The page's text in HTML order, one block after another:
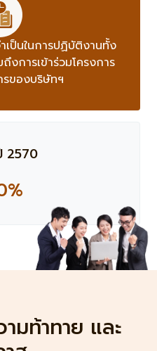
เป็นในการปฏิบัติงานทั้ง
งการเข้าร่วมโครงการ
ของบริษัทฯ
2570
มท้าทาย และ